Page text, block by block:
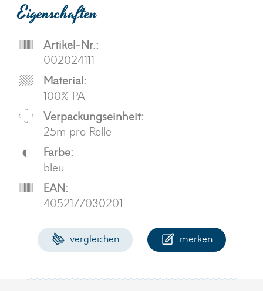
Eigenschaften
Artikel-Nr.:
002024111
Material:
100% PA
Verpackungseinheit:
25m pro Rolle
Farbe:
bleu
EAN:
4052177030201
vergleichen merken